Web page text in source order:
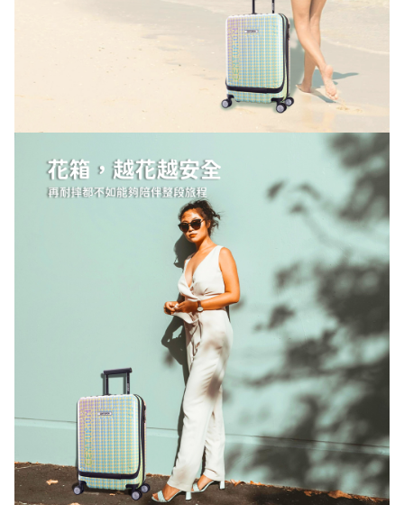
大使登入
請輸入您的登入資訊